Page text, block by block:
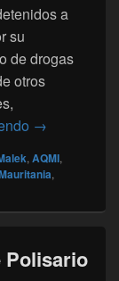
a
su
de drogas
otros
Un oficial
→
,AQMI,
,
Polisario